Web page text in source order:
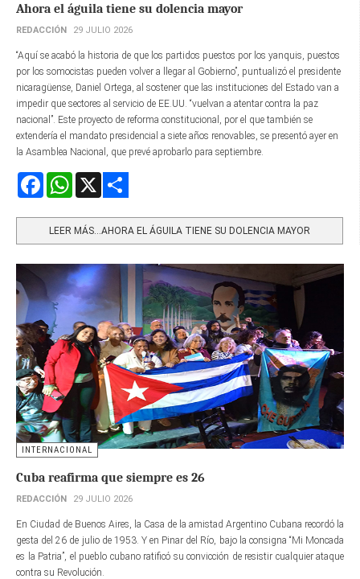
Ahora el águila tiene su dolencia mayor
REDACCIÓN 29 JULIO 2026
“Aquí se acabó la historia de que los partidos puestos por los yanquis, puestos
por los somocistas pueden volver a llegar al Gobierno”, puntualizó el presidente
nicaragüense, Daniel Ortega, al sostener que las instituciones del Estado van a
impedir que sectores al servicio de EE.UU. “vuelvan a atentar contra la paz
nacional”. Este proyecto de reforma constitucional, por el que también se
extendería el mandato presidencial a siete años renovables, se presentó ayer en
la Asamblea Nacional, que prevé aprobarlo para septiembre.
FacebookWhatsApp
LEER MÁS…AHORA EL ÁGUILA TIENE SU DOLENCIA MAYOR
INTERNACIONAL
Cuba reafirma que siempre es 26
REDACCIÓN 29 JULIO 2026
En Ciudad de Buenos Aires, la Casa de la amistad Argentino Cubana recordó la
gesta del 26 de julio de 1953. Y en Pinar del Río, bajo la consigna “Mi Moncada
es la Patria”, el pueblo cubano ratificó su convicción de resistir cualquier ataque
contra su Revolución.